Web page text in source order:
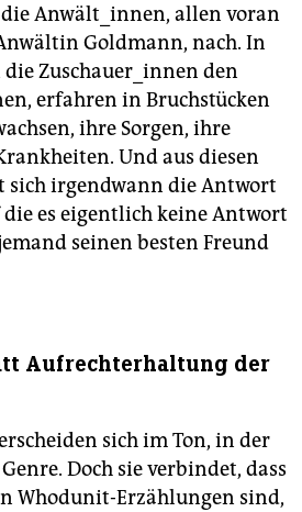
die Anwält_innen, allen voran
Goldmann, nach. In
Zuschauer_innen den
erfahren in Bruchstücken
ihre Sorgen, ihre
Und aus diesen
sich irgendwann die Antwort
die es eigentlich keine Antwort
seinen besten Freund
Aufrechterhaltung der
sich im Ton, in der
Doch sie verbindet, dass
Whodunit-Erzählungen sind,